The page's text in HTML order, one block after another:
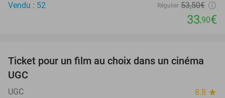
Vendu : 52
Régulier 53,50€
33,90€
38%
Ticket pour un film au choix dans un cinéma
UGC
UGC 8.8 star